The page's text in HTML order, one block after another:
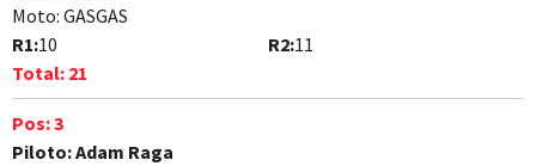
Moto: GASGAS
R1:10 R2:11
Total: 21
Pos:3
Piloto:Adam Raga